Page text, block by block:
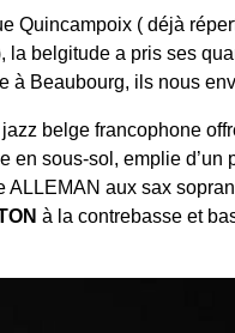
Quincampoix ( déjà
la belgitude a pris ses
à Beaubourg, ils nous
belge francophone
en sous-sol, emplie
ALLEMAN aux sax
à la contrebasse et